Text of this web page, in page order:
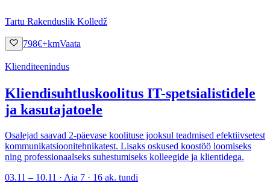
Tartu Rakenduslik Kolledž
798€+kmVaata
Klienditeenindus
Kliendisuhtluskoolitus IT-spetsialistidele
ja kasutajatoele
Osalejad saavad 2-päevase koolituse jooksul teadmised efektiivsetest
kommunikatsioonitehnikatest. Lisaks oskused koostöö loomiseks
ning professionaalseks suhestumiseks kolleegide ja klientidega.
03.11 – 10.11 · Aia 7 · 16 ak. tundi